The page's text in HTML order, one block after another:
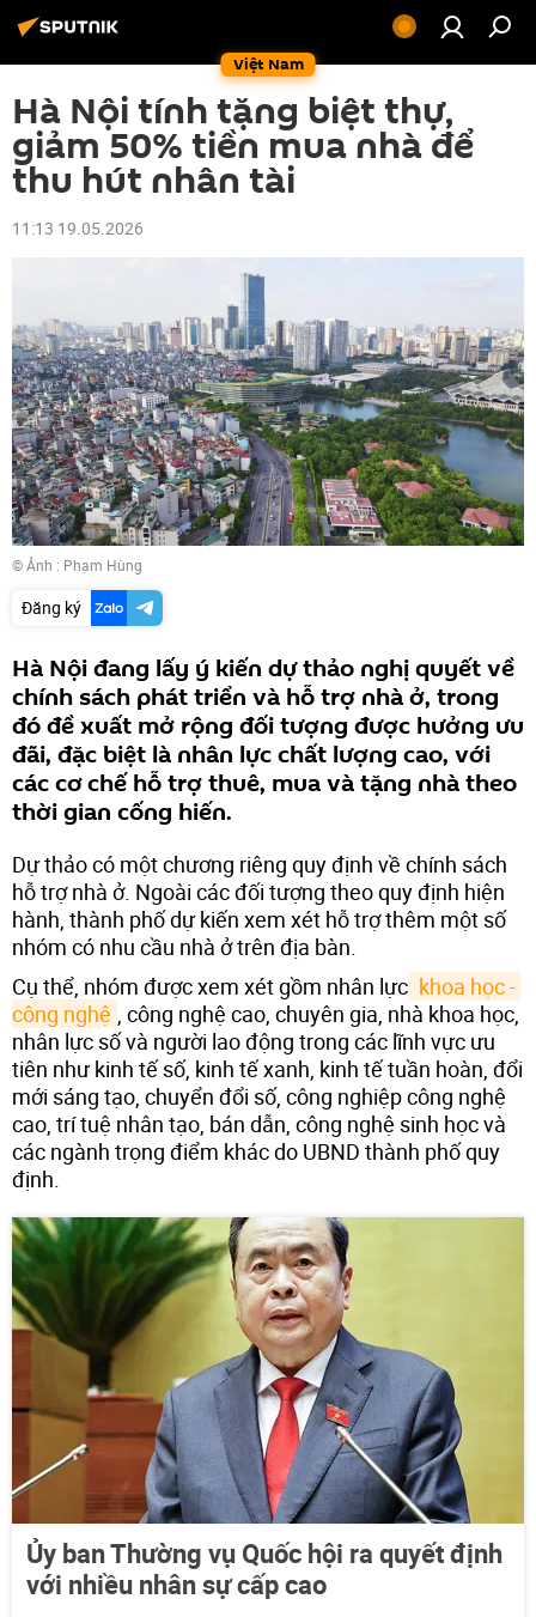
Việt Nam
Hà Nội tính tặng biệt thự,
giảm 50% tiền mua nhà để
thu hút nhân tài
11:13 19.05.2026
© Ảnh : Phạm Hùng
Đăng ký
Hà Nội đang lấy ý kiến dự thảo nghị quyết về
chính sách phát triển và hỗ trợ nhà ở, trong
đó đề xuất mở rộng đối tượng được hưởng ưu
đãi, đặc biệt là nhân lực chất lượng cao, với
các cơ chế hỗ trợ thuê, mua và tặng nhà theo
thời gian cống hiến.
Dự thảo có một chương riêng quy định về chính sách
hỗ trợ nhà ở. Ngoài các đối tượng theo quy định hiện
hành, thành phố dự kiến xem xét hỗ trợ thêm một số
nhóm có nhu cầu nhà ở trên địa bàn.
Cụ thể, nhóm được xem xét gồm nhân lực khoa học -
công nghệ , công nghệ cao, chuyên gia, nhà khoa học,
nhân lực số và người lao động trong các lĩnh vực ưu
tiên như kinh tế số, kinh tế xanh, kinh tế tuần hoàn, đổi
mới sáng tạo, chuyển đổi số, công nghiệp công nghệ
cao, trí tuệ nhân tạo, bán dẫn, công nghệ sinh học và
các ngành trọng điểm khác do UBND thành phố quy
định.
Ủy ban Thường vụ Quốc hội ra quyết định
với nhiều nhân sự cấp cao